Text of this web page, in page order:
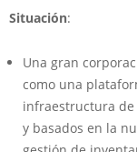
Situación:
Una gran
como una
infraestructura de
y basados ​​en la